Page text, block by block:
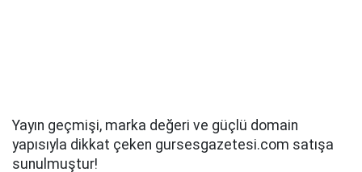
Yayın geçmişi, marka değeri ve güçlü domain
yapısıyla dikkat çeken gursesgazetesi.com satışa
sunulmuştur!